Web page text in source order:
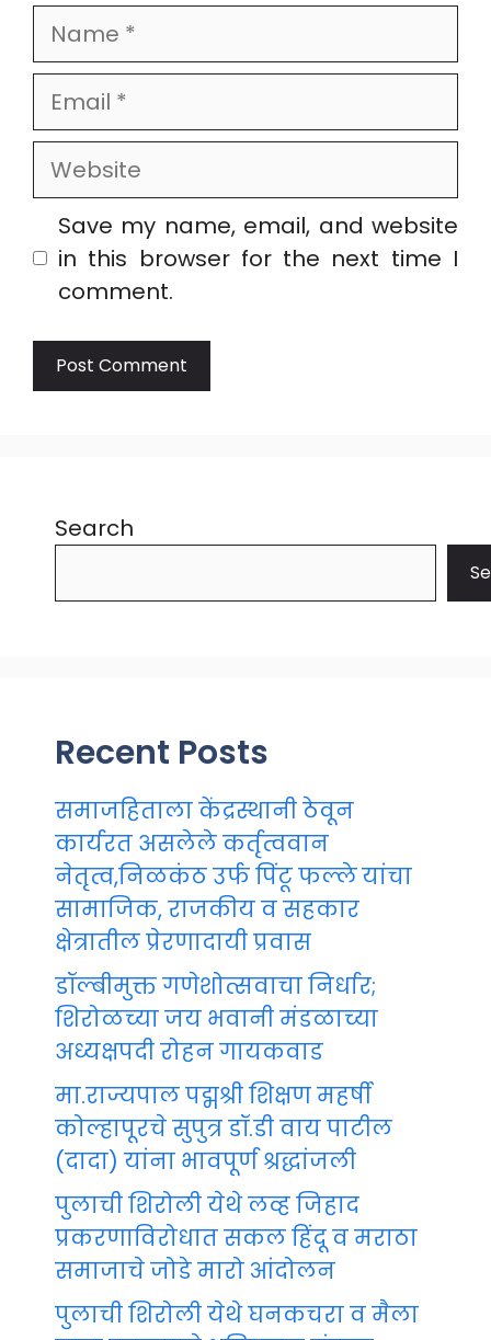
Name
Email
Website
Save my name, email, and website
in this browser for the next time I
comment.
Search
Recent Posts
समाजहिताला केंद्रस्थानी ठेवून
कार्यरत असलेले कर्तृत्ववान
नेतृत्व,निळकंठ उर्फ पिंटू फल्ले यांचा
सामाजिक, राजकीय व सहकार
क्षेत्रातील प्रेरणादायी प्रवास
डॉल्बीमुक्त गणेशोत्सवाचा निर्धार;
शिरोळच्या जय भवानी मंडळाच्या
अध्यक्षपदी रोहन गायकवाड
मा.राज्यपाल पद्मश्री शिक्षण महर्षी
कोल्हापूरचे सुपुत्र डॉ.डी वाय पाटील
(दादा) यांना भावपूर्ण श्रद्धांजली
पुलाची शिरोली येथे लव्ह जिहाद
प्रकरणाविरोधात सकल हिंदू व मराठा
समाजाचे जोडे मारो आंदोलन
पुलाची शिरोली येथे घनकचरा व मैला